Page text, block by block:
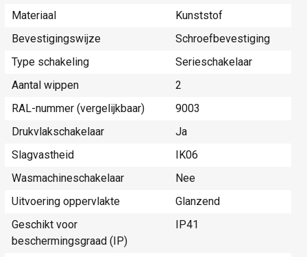
Materiaal
Kunststof
Bevestigingswijze
Schroefbevestiging
Type schakeling
Serieschakelaar
Aantal wippen
2
RAL-nummer (vergelijkbaar)
9003
Drukvlakschakelaar
Ja
Slagvastheid
IK06
Wasmachineschakelaar
Nee
Uitvoering oppervlakte
Glanzend
Geschikt voor
beschermingsgraad (IP)
IP41